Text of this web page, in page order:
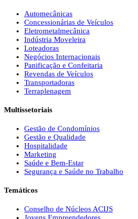
Automecânicas
Concessionárias de Veículos
Eletrometalmecânica
Indústria Moveleira
Loteadoras
Negócios Internacionais
Panificação e Confeitaria
Revendas de Veículos
Transportadoras
Terraplenagem
Multissetoriais
Gestão de Condomínios
Gestão e Qualidade
Hospitalidade
Marketing
Saúde e Bem-Estar
Segurança e Saúde no Trabalho
Temáticos
Conselho de Núcleos ACIJS